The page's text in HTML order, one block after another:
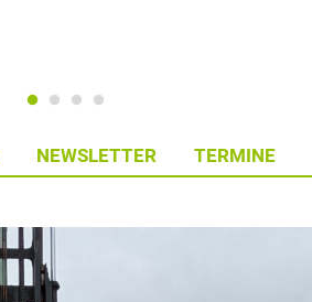
NEWSLETTER TERMINE